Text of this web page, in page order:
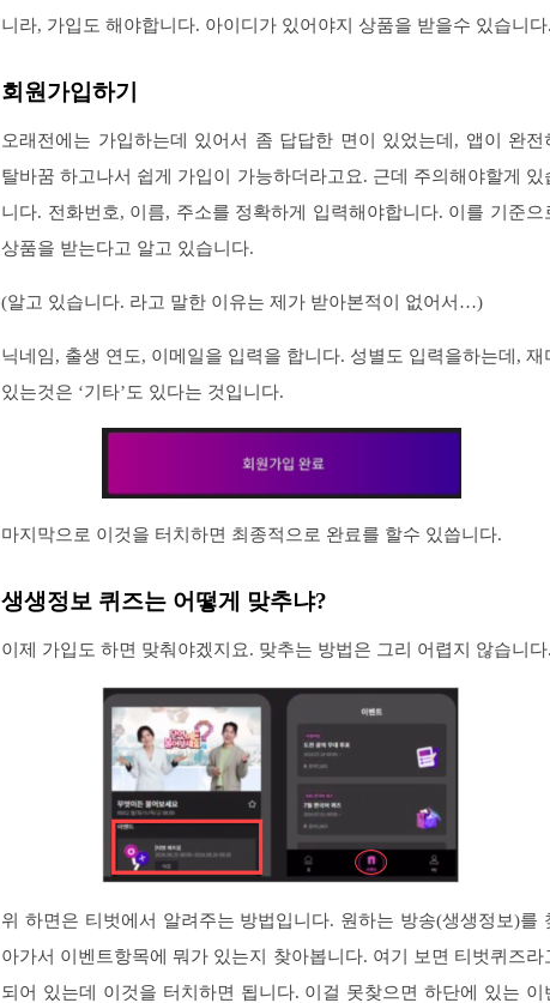
니라, 가입도 해야합니다. 아이디가 있어야지 상품을 받을수 있습니
회원가입하기
오래전에는 가입하는데 있어서 좀 답답한 면이 있었는데, 앱이 완전
탈바꿈 하고나서 쉽게 가입이 가능하더라고요. 근데 주의해야할게 있
니다. 전화번호, 이름, 주소를 정확하게 입력해야합니다. 이를 기준으
상품을 받는다고 알고 있습니다.
(알고 있습니다. 라고 말한 이유는 제가 받아본적이 없어서…)
닉네임, 출생 연도, 이메일을 입력을 합니다. 성별도 입력을하는데, 재
있는것은 ‘기타’도 있다는 것입니다.
마지막으로 이것을 터치하면 최종적으로 완료를 할수 있씁니다.
생생정보 퀴즈는 어떻게 맞추냐?
이제 가입도 하면 맞춰야겠지요. 맞추는 방법은 그리 어렵지 않습니
위 하면은 티벗에서 알려주는 방법입니다. 원하는 방송(생생정보)를
아가서 이벤트항목에 뭐가 있는지 찾아봅니다. 여기 보면 티벗퀴즈라
되어 있는데 이것을 터치하면 됩니다. 이걸 못찾으면 하단에 있는 이